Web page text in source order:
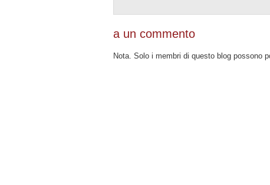
a un commento
Nota. Solo i membri di questo blog possono